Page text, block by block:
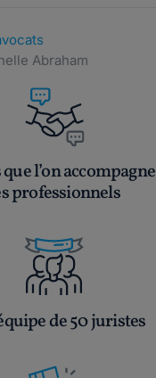
Abraham
l’on accompagne
professionnels
de 50 juristes